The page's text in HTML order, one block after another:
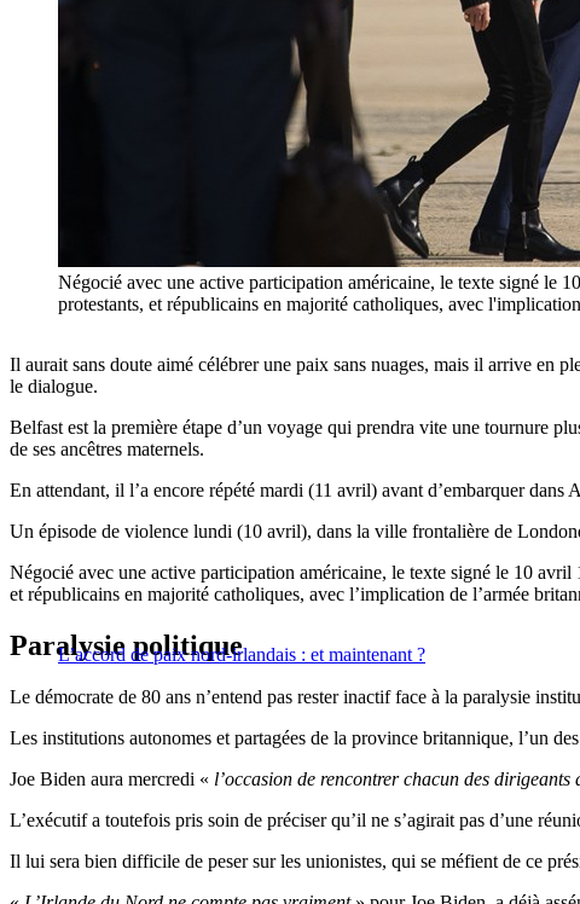
Négocié avec une active participation américaine, le texte signé le
protestants, et républicains en majorité catholiques, avec
Il aurait sans doute aimé célébrer une paix sans nuages, mais il arrive en
le dialogue.
Belfast est la première étape d’un voyage qui prendra vite une tournure
de ses ancêtres maternels.
En attendant, il l’a encore répété mardi (11 avril) avant d’embarquer
Un épisode de violence lundi (10 avril), dans la ville frontalière de
Négocié avec une active participation américaine, le texte signé le 10 avril
et républicains en majorité catholiques, avec l’implication de l’armée
L’accord de paix nord-irlandais : et maintenant ?
Paralysie politique
Le démocrate de 80 ans n’entend pas rester inactif face à la paralysie
Les institutions autonomes et partagées de la province britannique, l’un
Joe Biden aura mercredi « l’occasion de rencontrer chacun des
L’exécutif a toutefois pris soin de préciser qu’il ne s’agirait pas d’une
Il lui sera bien difficile de peser sur les unionistes, qui se méfient de ce